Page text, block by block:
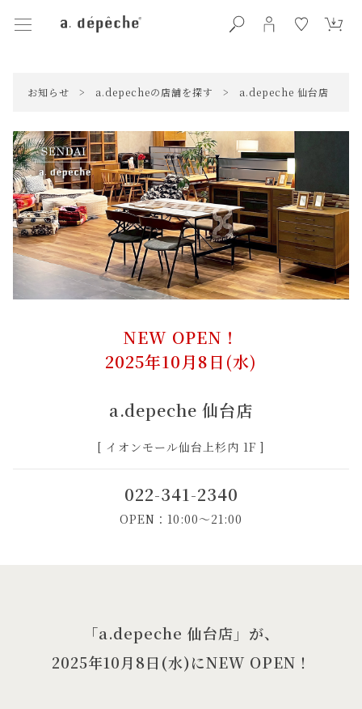
お知らせ > a.depecheの店舗を探す > a.depeche 仙台店
NEW OPEN！
2025年10月8日(水)
a.depeche 仙台店
[ イオンモール仙台上杉内 1F ]
022-341-2340
OPEN：10:00～21:00
「a.depeche 仙台店」が、
2025年10月8日(水)にNEW OPEN！